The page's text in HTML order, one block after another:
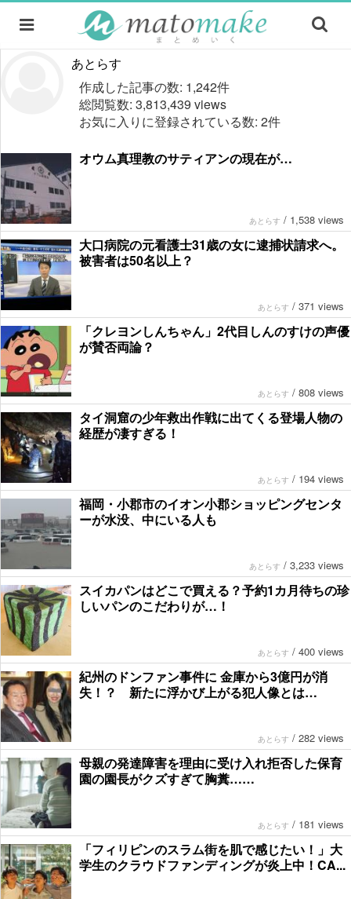
あとらす
作成した記事の数: 1,242件
総閲覧数: 3,813,439 views
お気に入りに登録されている数: 2件
オウム真理教のサティアンの現在が…
あとらす / 1,538 views
大口病院の元看護士31歳の女に逮捕状請求へ。
被害者は50名以上？
あとらす / 371 views
「クレヨンしんちゃん」2代目しんのすけの声優
が賛否両論？
あとらす / 808 views
タイ洞窟の少年救出作戦に出てくる登場人物の
経歴が凄すぎる！
あとらす / 194 views
福岡・小郡市のイオン小郡ショッピングセンタ
ーが水没、中にいる人も
あとらす / 3,233 views
スイカパンはどこで買える？予約1カ月待ちの珍
しいパンのこだわりが…！
あとらす / 400 views
紀州のドンファン事件に 金庫から3億円が消
失！？ 新たに浮かび上がる犯人像とは…
あとらす / 282 views
母親の発達障害を理由に受け入れ拒否した保育
園の園長がクズすぎて胸糞……
あとらす / 181 views
「フィリピンのスラム街を肌で感じたい！」大
学生のクラウドファンディングが炎上中！CA...